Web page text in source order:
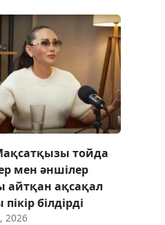
тойда
мен әншілер
айтқан ақсақал
білдірді
2026